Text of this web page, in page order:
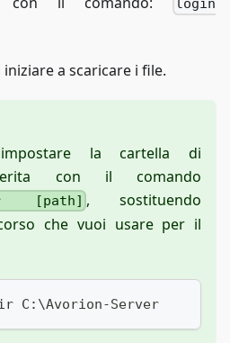
login
a scaricare i file.
la cartella di
con il comando
[path] , sostituendo
che vuoi usare per il
C:\Avorion-Server